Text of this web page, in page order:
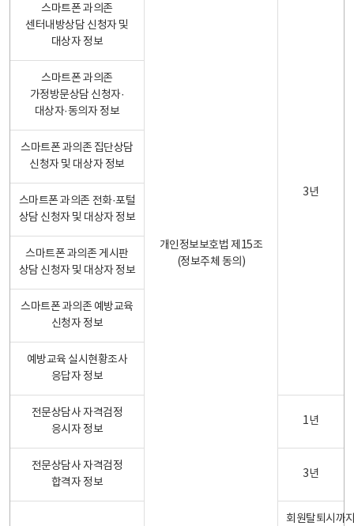
개인정보보호법 제15조
(정보주체 동의)
스마트폰 과의존
센터내방상담 신청자 및
대상자 정보
3년
스마트폰 과의존
가정방문상담 신청자·
대상자·동의자 정보
스마트폰 과의존 집단상담
신청자 및 대상자 정보
스마트폰 과의존 전화·포털
상담 신청자 및 대상자 정보
스마트폰 과의존 게시판
상담 신청자 및 대상자 정보
스마트폰 과의존 예방교육
신청자 정보
예방교육 실시현황조사
응답자 정보
전문상담사 자격검정
응시자 정보
1년
전문상담사 자격검정
합격자 정보
3년
회원탈퇴시까